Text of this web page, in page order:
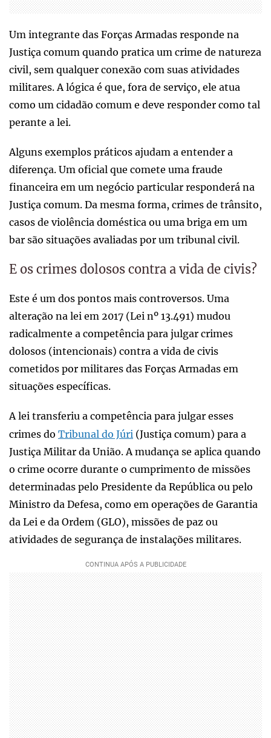
Um integrante das Forças Armadas responde na
Justiça comum quando pratica um crime de natureza
civil, sem qualquer conexão com suas atividades
militares. A lógica é que, fora de serviço, ele atua
como um cidadão comum e deve responder como tal
perante a lei.
Alguns exemplos práticos ajudam a entender a
diferença. Um oficial que comete uma fraude
financeira em um negócio particular responderá na
Justiça comum. Da mesma forma, crimes de trânsito,
casos de violência doméstica ou uma briga em um
bar são situações avaliadas por um tribunal civil.
E os crimes dolosos contra a vida de civis?
Este é um dos pontos mais controversos. Uma
alteração na lei em 2017 (Lei nº 13.491) mudou
radicalmente a competência para julgar crimes
dolosos (intencionais) contra a vida de civis
cometidos por militares das Forças Armadas em
situações específicas.
A lei transferiu a competência para julgar esses
crimes do Tribunal do Júri (Justiça comum) para a
Justiça Militar da União. A mudança se aplica quando
o crime ocorre durante o cumprimento de missões
determinadas pelo Presidente da República ou pelo
Ministro da Defesa, como em operações de Garantia
da Lei e da Ordem (GLO), missões de paz ou
atividades de segurança de instalações militares.